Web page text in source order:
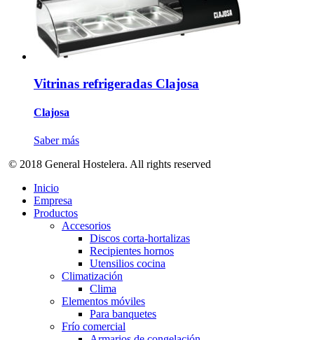
Vitrinas refrigeradas Clajosa
Clajosa
Saber más
© 2018 General Hostelera. All rights reserved
Inicio
Empresa
Productos
Accesorios
Discos corta-hortalizas
Recipientes hornos
Utensilios cocina
Climatización
Clima
Elementos móviles
Para banquetes
Frío comercial